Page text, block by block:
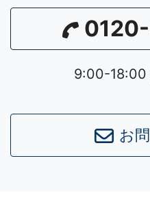
9:00-18:00
お